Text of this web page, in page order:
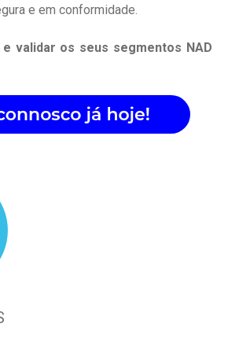
e em conformidade.
validar os seus segmentos NAD